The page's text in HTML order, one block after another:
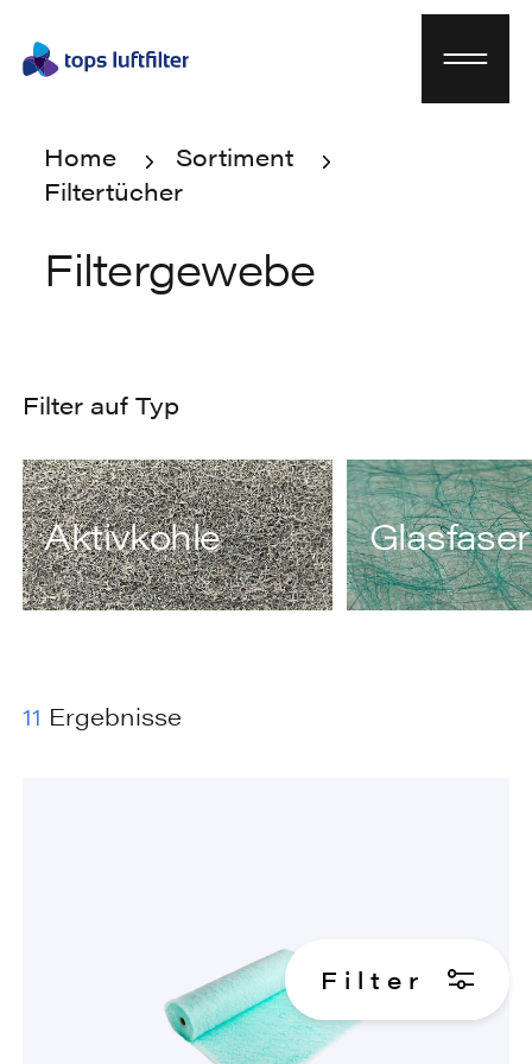
F i l t e r
Home
Home
Sortiment
Sortiment
Filtertücher
Filtergewebe
Filter auf Typ
Aktivkohle Glasfaser
11 Ergebnisse